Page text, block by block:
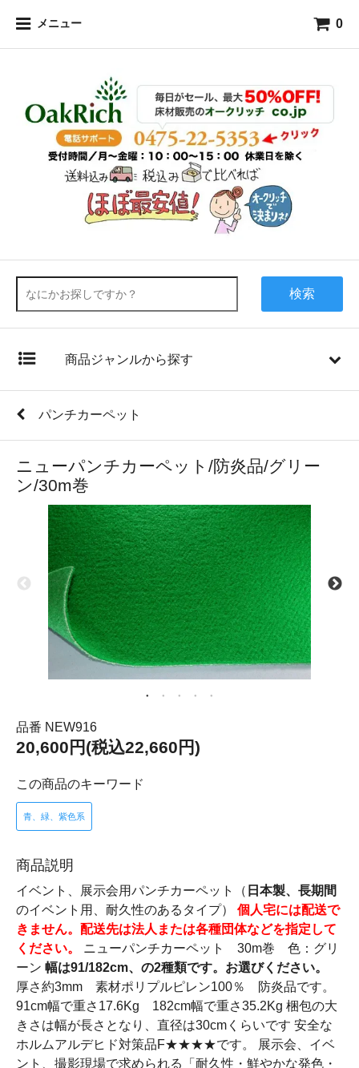
メニュー 0
検索
商品ジャンルから探す
パンチカーペット
ニューパンチカーペット/防炎品/グリー
ン/30m巻
品番 NEW916
20,600円(税込22,660円)
この商品のキーワード
青、緑、紫色系
商品説明
イベント、展示会用パンチカーペット（ 日本製、長期間
のイベント用、耐久性のあるタイプ） 個人宅には配送で
きません。配送先は法人または各種団体などを指定して
ください。
ニューパンチカーペット 30m巻 色：グリ
ーン 幅は91/182cm、の2種類です。お選びください。
厚さ約3mm 素材ポリプルピレン100％ 防炎品です。
91cm幅で重さ17.6Kg 182cm幅で重さ35.2Kg 梱包の大
きさは幅が長さとなり、直径は30cmくらいです 安全な
ホルムアルデヒド対策品F★★★★です。 展示会、イベ
ント、撮影現場で求められる「耐久性・鮮やかな発色・